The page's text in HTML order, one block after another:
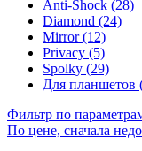
Anti-Shock (28)
Diamond (24)
Mirror (12)
Privacy (5)
Spolky (29)
Для планшетов
Фильтр по
По цене, сначала